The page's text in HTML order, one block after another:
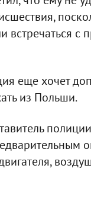
встречаться с
еще хочет
из Польши.